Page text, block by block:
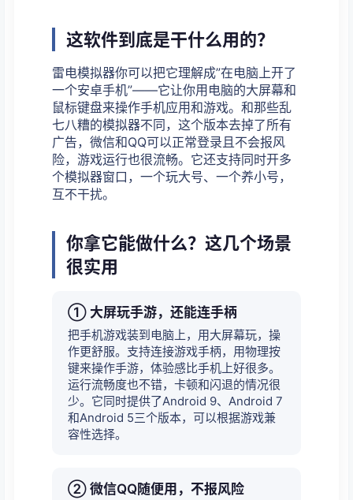
这软件到底是干什么用的？
雷电模拟器你可以把它理解成”在电脑上开了
一个安卓手机”——它让你用电脑的大屏幕和
鼠标键盘来操作手机应用和游戏。和那些乱
七八糟的模拟器不同，这个版本去掉了所有
广告，微信和QQ可以正常登录且不会报风
险，游戏运行也很流畅。它还支持同时开多
个模拟器窗口，一个玩大号、一个养小号，
互不干扰。
你拿它能做什么？这几个场景
很实用
① 大屏玩手游，还能连手柄
把手机游戏装到电脑上，用大屏幕玩，操
作更舒服。支持连接游戏手柄，用物理按
键来操作手游，体验感比手机上好很多。
运行流畅度也不错，卡顿和闪退的情况很
少。它同时提供了Android 9、Android 7
和Android 5三个版本，可以根据游戏兼
容性选择。
② 微信QQ随便用，不报风险